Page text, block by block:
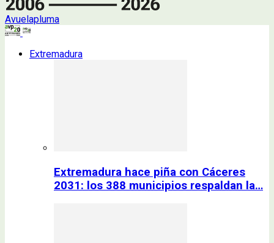
Avuelapluma
Extremadura
Extremadura hace piña con Cáceres
2031: los 388 municipios respaldan la…